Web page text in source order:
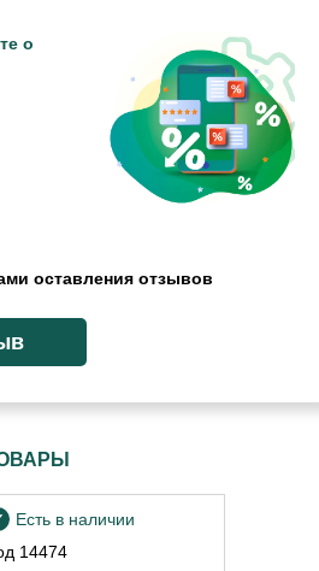
о
оставления отзывов
14474
Есть в наличии